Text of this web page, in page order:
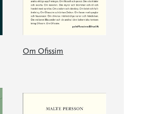
Om Ofissim